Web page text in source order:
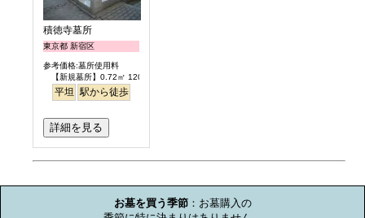
積徳寺墓所
東京都 新宿区
参考価格:墓所使用料
【新規墓所】0.72㎡ 120万円
平坦 駅から徒歩
詳細を見る
お墓を買う季節：お墓購入の